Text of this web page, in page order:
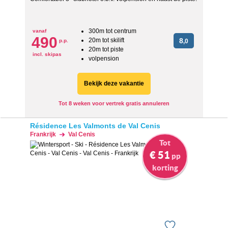
vanaf
490 p.p.
incl. skipas
300m tot centrum
20m tot skilift
20m tot piste
volpension
8,0
Bekijk deze vakantie
Tot 8 weken voor vertrek gratis annuleren
Résidence Les Valmonts de Val Cenis
Frankrijk Val Cenis
Tot
€ 51 pp
korting